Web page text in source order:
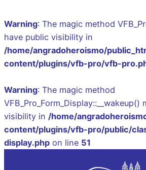
Warning: The magic method
have public visibility in
/home/angradoheroismo/
content/plugins/vfb-pro/vfb-
Warning: The magic method
visibility in /home/
content/plugins/vfb-pro/public/
display.php on line 51